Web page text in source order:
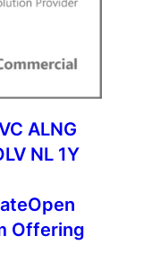
ALNG
NL 1Y
Offering